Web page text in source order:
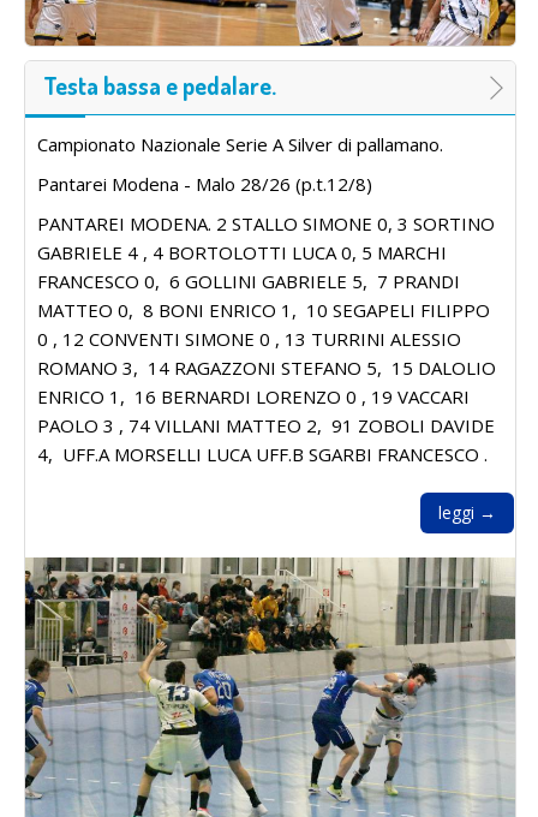
Testa bassa e pedalare.
Campionato Nazionale Serie A Silver di pallamano.
Pantarei Modena - Malo 28/26 (p.t.12/8)
PANTAREI MODENA. 2 STALLO SIMONE 0, 3 SORTINO
GABRIELE 4 , 4 BORTOLOTTI LUCA 0, 5 MARCHI
FRANCESCO 0, 6 GOLLINI GABRIELE 5, 7 PRANDI
MATTEO 0, 8 BONI ENRICO 1, 10 SEGAPELI FILIPPO
0 , 12 CONVENTI SIMONE 0 , 13 TURRINI ALESSIO
ROMANO 3, 14 RAGAZZONI STEFANO 5, 15 DALOLIO
ENRICO 1, 16 BERNARDI LORENZO 0 , 19 VACCARI
PAOLO 3 , 74 VILLANI MATTEO 2, 91 ZOBOLI DAVIDE
4, UFF.A MORSELLI LUCA UFF.B SGARBI FRANCESCO .
leggi →